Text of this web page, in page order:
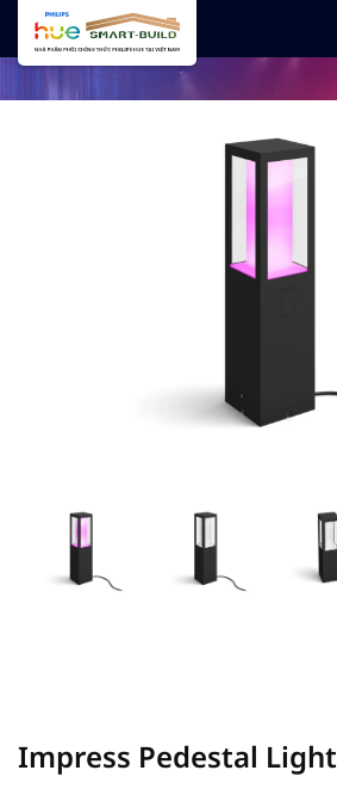
Impress Pedestal Light